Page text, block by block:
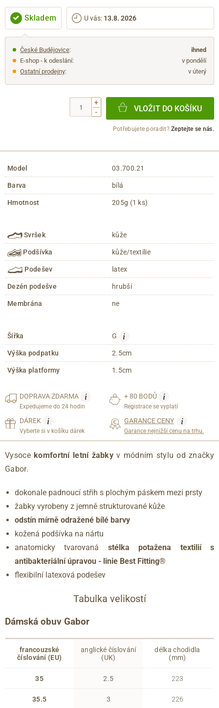
Skladem U vás: 13.8. 2026
České Budějovice:
ihned
E-shop - k odeslání:
v pondělí
Ostatní prodejny: v úterý
+
-
VLOŽIT DO KOŠÍKU
Potřebujete poradit?Zeptejte se nás.
Model 03.700.21
Barva bílá
Hmotnost 205g (1 ks)
Svršek kůže
Podšívka kůže/textílie
Podešev latex
Dezén podešve hrubší
Membrána ne
Šířka G i
Výška podpatku 2.5cm
Výška platformy 1.5cm
DOPRAVAZDARMA i
Expedujeme do 24 hodin
+ 80 BODŮ i
Registrace se vyplatí
DÁREK i
Vyberte si v košíku dárek
GARANCE CENY i
Garance nejnižší cenu na trhu.
Vysoce komfortní letní žabky v módním stylu od značky
Gabor.
dokonale padnoucí střih s plochým páskem mezi prsty
žabky vyrobeny z jemně strukturované kůže
odstín mírně odražené bílé barvy
kožená podšívka na nártu
anatomicky tvarovaná stélka potažena textilií s
antibakteriální úpravou - linie Best Fitting®
flexibilní latexová podešev
Tabulka velikostí
Dámská obuv Gabor
francouzské
číslování (EU)
35
35.5
anglické číslování
(UK)
2.5
3
délka chodidla
(mm)
223
226